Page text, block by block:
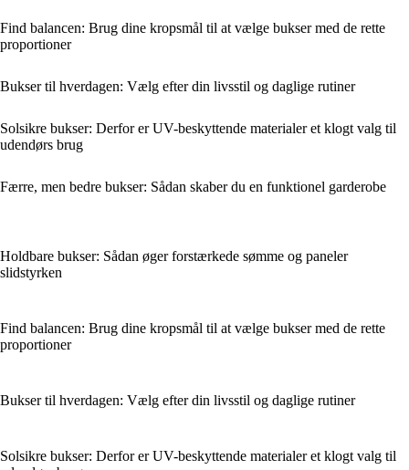
Find balancen: Brug dine kropsmål til at vælge bukser med de rette
proportioner
Bukser til hverdagen: Vælg efter din livsstil og daglige rutiner
Solsikre bukser: Derfor er UV-beskyttende materialer et klogt valg til
udendørs brug
Færre, men bedre bukser: Sådan skaber du en funktionel garderobe
Holdbare bukser: Sådan øger forstærkede sømme og paneler
slidstyrken
Find balancen: Brug dine kropsmål til at vælge bukser med de rette
proportioner
Bukser til hverdagen: Vælg efter din livsstil og daglige rutiner
Solsikre bukser: Derfor er UV-beskyttende materialer et klogt valg til